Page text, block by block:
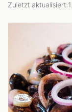
Zuletzt aktualisiert: